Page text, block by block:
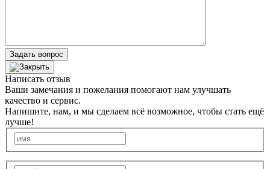
Задать вопрос
Написать отзыв
Ваши замечания и пожелания помогают нам улучшать
качество и сервис.
Напишите, нам, и мы сделаем всё возможное, чтобы стать ещё
лучше!